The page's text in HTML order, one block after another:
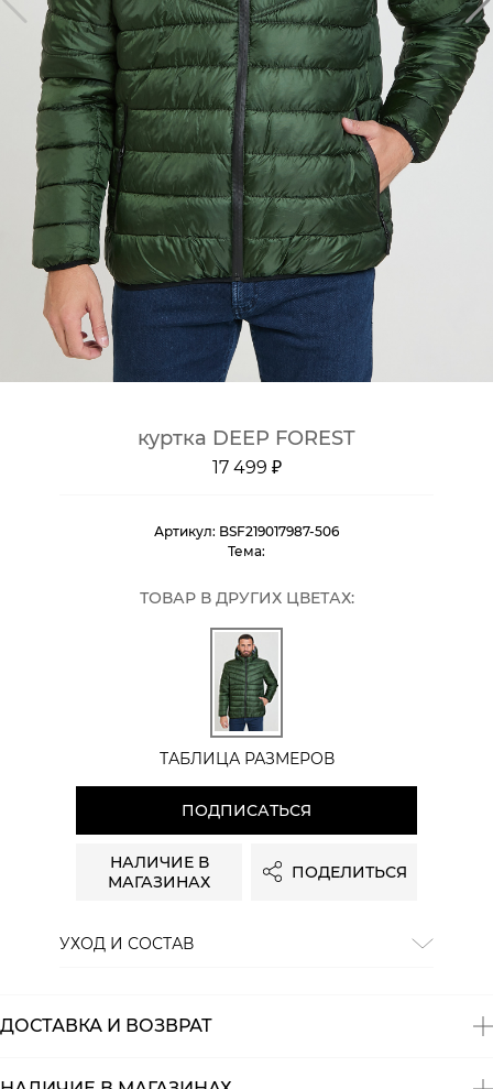
куртка DEEP FOREST
17 499 ₽
Артикул: BSF219017987-506
Тема:
ТОВАР В ДРУГИХ ЦВЕТАХ:
ТАБЛИЦА РАЗМЕРОВ
ПОДПИСАТЬСЯ
НАЛИЧИЕ В
МАГАЗИНАХ
ПОДЕЛИТЬСЯ
УХОД И СОСТАВ
ДОСТАВКА И ВОЗВРАТ